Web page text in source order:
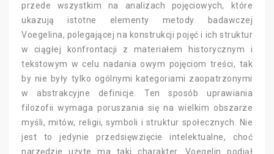
przede wszystkim na analizach pojęciowych, które
ukazują istotne elementy metody badawczej
Voegelina, polegającej na konstrukcji pojęć i ich struktur
w ciągłej konfrontacji z materiałem historycznym i
tekstowym w celu nadania owym pojęciom treści, tak
by nie były tylko ogólnymi kategoriami zaopatrzonymi
w abstrakcyjne definicje. Ten sposób uprawiania
filozofii wymaga poruszania się na wielkim obszarze
myśli, mitów, religii, symboli i struktur społecznych. Nie
jest to jedynie przedsięwzięcie intelektualne, choć
narzędzie użyte ma taki charakter. Voegelin podjął